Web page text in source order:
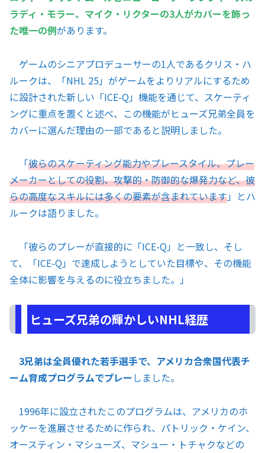
ラディ・モラー、マイク・リクターの3人がカバーを飾っ
た唯一の例があります。
ゲームのシニアプロデューサーの1人であるクリス・ハ
ルークは、「NHL 25」がゲームをよりリアルにするため
に設計された新しい「ICE-Q」機能を通じて、スケーティ
ングに重点を置くと述べ、この機能がヒューズ兄弟全員を
カバーに選んだ理由の一部であると説明しました。
「彼らのスケーティング能力やプレースタイル、プレー
メーカーとしての役割、攻撃的・防御的な爆発力など、彼
らの高度なスキルには多くの要素が含まれています」とハ
ルークは語りました。
「彼らのプレーが直接的に「ICE-Q」と一致し、そし
て、「ICE-Q」で達成しようとしていた目標や、その機能
全体に影響を与えるのに役立ちました。」
ヒューズ兄弟の輝かしいNHL経歴
3兄弟は全員優れた若手選手で、アメリカ合衆国代表チ
ーム育成プログラムでプレー しました。
1996年に設立されたこのプログラムは、アメリカのホ
ッケーを進展させるために作られ、パトリック・ケイン、
オースティン・マシューズ、マシュー・トチャクなどの